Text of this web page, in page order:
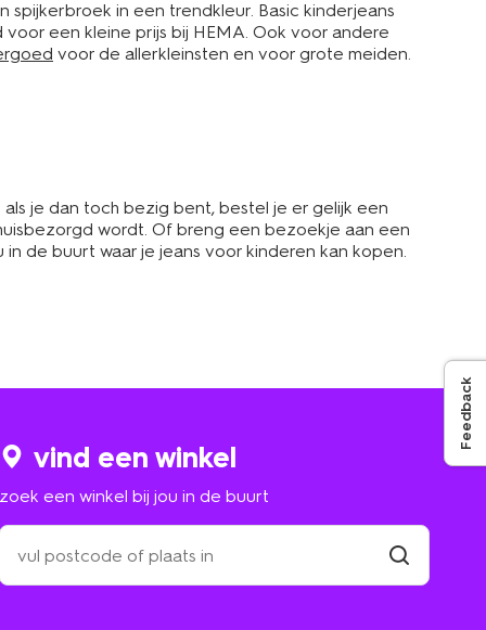
Feedback
in een trendkleur. Basic kinderjeans
een kleine prijs bij HEMA. Ook voor andere
voor de allerkleinsten en voor grote meiden.
je dan toch bezig bent, bestel je er gelijk een
wordt. Of breng een bezoekje aan een
de buurt waar je jeans voor kinderen kan kopen.
vind een winkel
een winkel bij jou in de buurt